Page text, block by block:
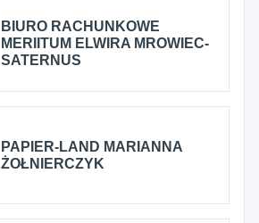
BIURO RACHUNKOWE
MERIITUM ELWIRA MROWIEC-
SATERNUS
PAPIER-LAND MARIANNA
ŻOŁNIERCZYK